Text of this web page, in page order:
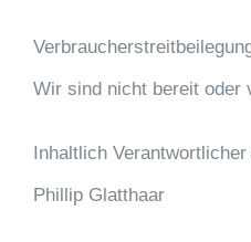
Wir sind nicht bereit oder
Inhaltlich
Phillip Glatthaar